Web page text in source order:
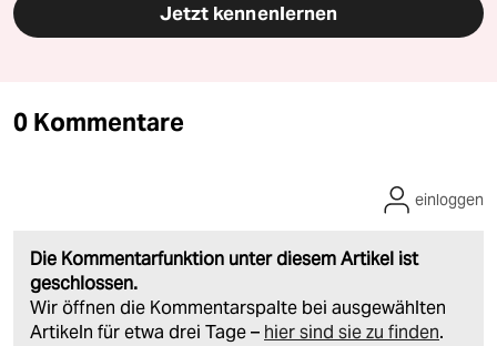
Jetzt kennenlernen
0 Kommentare
Die Kommentarfunktion unter diesem Artikel ist
geschlossen.
Wir öffnen die Kommentarspalte bei ausgewählten
Artikeln für etwa drei Tage – hier sind sie zu finden.
einloggen